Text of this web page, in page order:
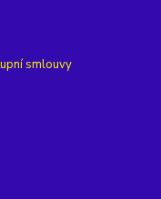
smlouvy